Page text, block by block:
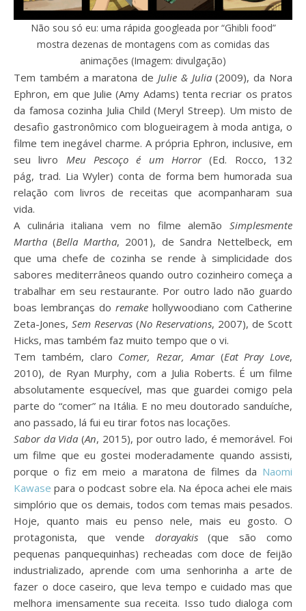
Não sou só eu: uma rápida googleada por “Ghibli food”
mostra dezenas de montagens com as comidas das
animações (Imagem: divulgação)
Tem também a maratona de Julie & Julia(2009), da Nora
Ephron, em que Julie (Amy Adams) tenta recriar os pratos
da famosa cozinha Julia Child (Meryl Streep). Um misto de
desafio gastronômico com blogueiragem à moda antiga, o
filme tem inegável charme. A própria Ephron, inclusive, em
seu livro Meu Pescoço é um Horror(Ed. Rocco, 132
pág, trad. Lia Wyler) conta de forma bem humorada sua
relação com livros de receitas que acompanharam sua
vida.
A culinária italiana vem no filme alemão Simplesmente
Martha (Bella Martha, 2001), de Sandra Nettelbeck, em
que uma chefe de cozinha se rende à simplicidade dos
sabores mediterrâneos quando outro cozinheiro começa a
trabalhar em seu restaurante. Por outro lado não guardo
boas lembranças do remake hollywoodiano com Catherine
Zeta-Jones, Sem Reservas (No Reservations, 2007), de Scott
Hicks, mas também faz muito tempo que o vi.
Tem também, claro Comer, Rezar, Amar(Eat Pray Love,
2010), de Ryan Murphy, com a Julia Roberts. É um filme
absolutamente esquecível, mas que guardei comigo pela
parte do “comer” na Itália. E no meu doutorado sanduíche,
ano passado, lá fui eu tirar fotos nas locações.
Sabor da Vida (An, 2015), por outro lado, é memorável. Foi
um filme que eu gostei moderadamente quando assisti,
porque o fiz em meio a maratona de filmes da Naomi
Kawase para o podcast sobre ela. Na época achei ele mais
simplório que os demais, todos com temas mais pesados.
Hoje, quanto mais eu penso nele, mais eu gosto. O
protagonista, que vende dorayakis(que são como
pequenas panquequinhas) recheadas com doce de feijão
industrializado, aprende com uma senhorinha a arte de
fazer o doce caseiro, que leva tempo e cuidado mas que
melhora imensamente sua receita. Isso tudo dialoga com